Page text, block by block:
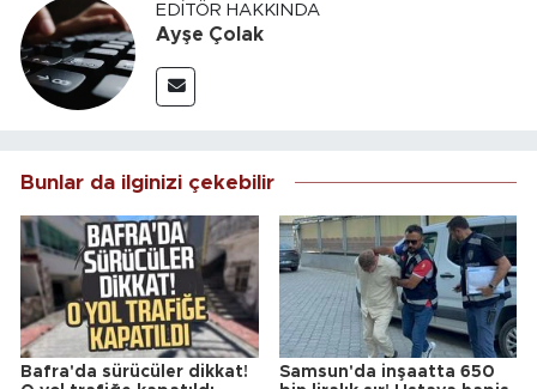
EDITÖR HAKKINDA
Ayşe Çolak
Bunlar da ilginizi çekebilir
Bafra'da sürücüler dikkat!
Samsun'da inşaatta 650